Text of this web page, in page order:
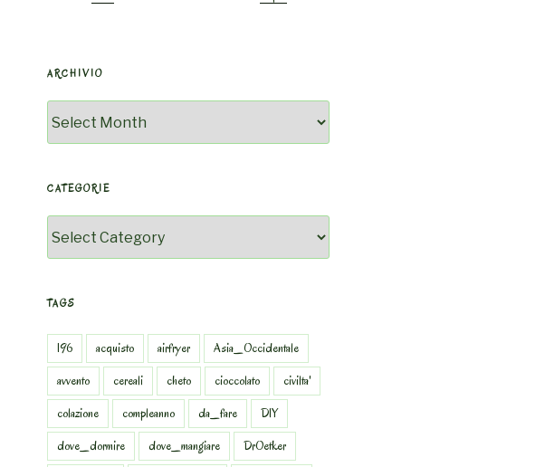
ARCHIVIO
CATEGORIE
TAGS
196 acquisto airfryer
Asia_Occidentale
avvento
cereali cheto cioccolato
civilta'
colazione
compleanno da_fare
DIY
dove_dormire
dove_mangiare
DrOetker